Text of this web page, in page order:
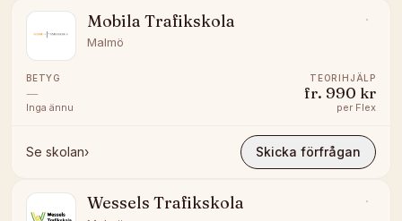
Mobila Trafikskola
Malmö
BETYG
—
Inga ännu
TEORIHJÄLP
fr. 990 kr
per Flex
Se skolan› Skicka förfrågan
Wessels Trafikskola